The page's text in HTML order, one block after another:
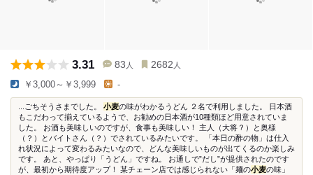
3.31 83 人 2682 人
￥3,000～￥3,999 -
...ごちそうさまでした。 小麦の味がわかるうどん ２名で利用しました。 日本酒
もこだわって揃えているようで、お勧めの日本酒が10種類ほど用意されていま
した。 お酒も美味しいのですが、食事も美味しい！ 主人（大将？）と奥様
（？）とバイトさん（？）でされているみたいです。 「本日の酢の物」は仕入
れ状況によって変わるみたいなので、どんな美味しいものが出てくるのか楽しみ
です。 あと、やっぱり「うどん」ですね。 お通しで”だし”が提供されたのです
が、最初から期待度アップ！ 某チェーン店では感じられない「麺の小麦の味」